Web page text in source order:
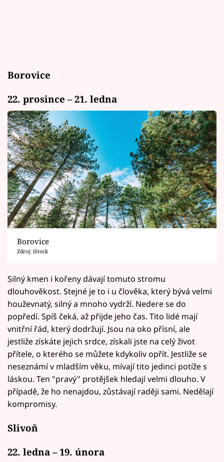
Borovice
22. prosince – 21. ledna
Borovice
Zdroj: iStock
Silný kmen i kořeny dávají tomuto stromu
dlouhověkost. Stejné je to i u člověka, který bývá velmi
houževnatý, silný a mnoho vydrží. Nedere se do
popředí. Spíš čeká, až přijde jeho čas. Tito lidé mají
vnitřní řád, který dodržují. Jsou na oko přísní, ale
jestliže získáte jejich srdce, získali jste na celý život
přítele, o kterého se můžete kdykoliv opřít. Jestliže se
neseznámí v mladším věku, mívají tito jedinci potíže s
láskou. Ten "pravý" protějšek hledají velmi dlouho. V
případě, že ho nenajdou, zůstávají raději sami. Nedělají
kompromisy.
Slivoň
22. ledna – 19. února